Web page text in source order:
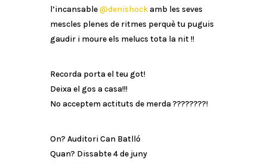
l’incansable@denishockamb les seves
mescles plenes de ritmes perquè tu puguis
gaudir i moure els melucs tota la nit !!
Recorda porta el teu got!
Deixa el gos a casa!!!
No acceptem actituts de merda ????????!
On? Auditori Can Batlló
Quan? Dissabte 4 de juny